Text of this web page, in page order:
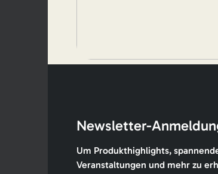
Newsletter-
Um Produkthighlights,
Veranstaltungen und mehr zu